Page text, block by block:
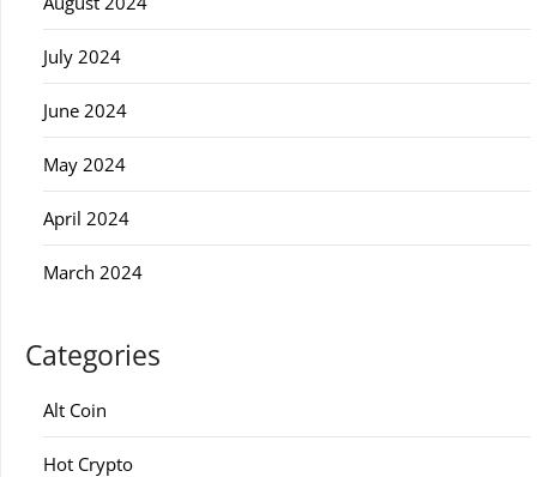
July 2024
June 2024
May 2024
April 2024
March 2024
Categories
Alt Coin
Hot Crypto